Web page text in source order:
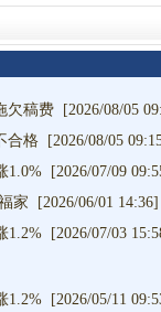
欠稿费
[2026/08/05
合格
[2026/08/05
1.0%
[2026/07/09
家
[2026/06/01 14:36]
1.2% [2026/07/03
1.2%
[2026/05/11